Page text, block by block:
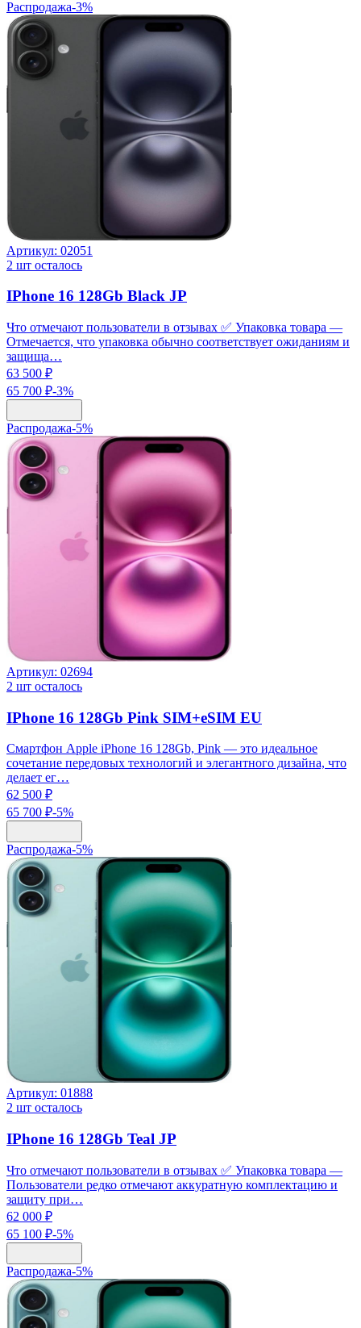
Распродажа-3%
Артикул: 02051
2 шт осталось
IPhone 16 128Gb Black JP
Что отмечают пользователи в отзывах ✅ Упаковка товара —
Отмечается, что упаковка обычно соответствует ожиданиям и
защища…
63 500 ₽
65 700 ₽-3%
Распродажа-5%
Артикул: 02694
2 шт осталось
IPhone 16 128Gb Pink SIM+eSIM EU
Смартфон Apple iPhone 16 128Gb, Pink — это идеальное
сочетание передовых технологий и элегантного дизайна, что
делает ег…
62 500 ₽
65 700 ₽-5%
Распродажа-5%
Артикул: 01888
2 шт осталось
IPhone 16 128Gb Teal JP
Что отмечают пользователи в отзывах ✅ Упаковка товара —
Пользователи редко отмечают аккуратную комплектацию и
защиту при…
62 000 ₽
65 100 ₽-5%
Распродажа-5%